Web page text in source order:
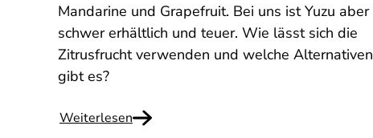
Mandarine und Grapefruit. Bei uns ist Yuzu aber
schwer erhältlich und teuer. Wie lässt sich die
Zitrusfrucht verwenden und welche Alternativen
gibt es?
Weiterlesen